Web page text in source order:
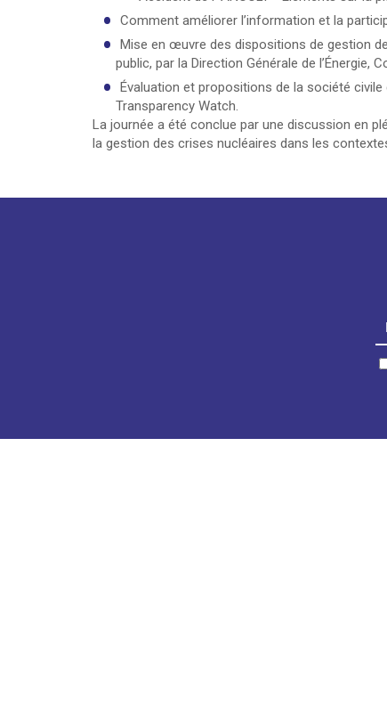
Comment améliorer l’information et la
Mise en œuvre des dispositions de gestion
public, par la Direction Générale de l’Énergie,
Évaluation et propositions de la société
Transparency Watch.
La journée a été conclue par une discussion en
la gestion des crises nucléaires dans les